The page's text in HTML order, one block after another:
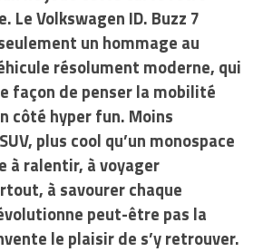
Le Volkswagen ID. Buzz 7
un hommage au
résolument moderne, qui
façon de penser la mobilité
côté hyper fun. Moins
plus cool qu’un monospace
à ralentir, à voyager
à savourer chaque
peut-être pas la
le plaisir de s’y retrouver.